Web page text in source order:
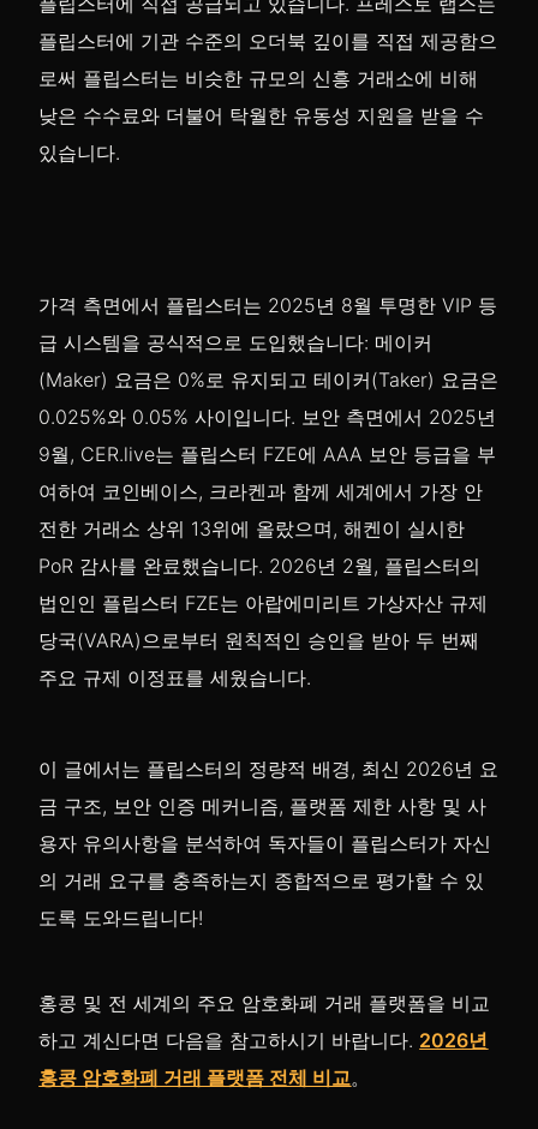
플립스터에 기관 수준의 오더북 깊이를 직접 제공함으
로써 플립스터는 비슷한 규모의 신흥 거래소에 비해
낮은 수수료와 더불어 탁월한 유동성 지원을 받을 수
있습니다.
가격 측면에서 플립스터는 2025년 8월 투명한 VIP 등
급 시스템을 공식적으로 도입했습니다: 메이커
(Maker) 요금은 0%로 유지되고 테이커(Taker) 요금은
0.025%와 0.05% 사이입니다. 보안 측면에서 2025년
9월, CER.live는 플립스터 FZE에 AAA 보안 등급을 부
여하여 코인베이스, 크라켄과 함께 세계에서 가장 안
전한 거래소 상위 13위에 올랐으며, 해켄이 실시한
PoR 감사를 완료했습니다. 2026년 2월, 플립스터의
법인인 플립스터 FZE는 아랍에미리트 가상자산 규제
당국(VARA)으로부터 원칙적인 승인을 받아 두 번째
주요 규제 이정표를 세웠습니다.
이 글에서는 플립스터의 정량적 배경, 최신 2026년 요
금 구조, 보안 인증 메커니즘, 플랫폼 제한 사항 및 사
용자 유의사항을 분석하여 독자들이 플립스터가 자신
의 거래 요구를 충족하는지 종합적으로 평가할 수 있
도록 도와드립니다!
홍콩 및 전 세계의 주요 암호화폐 거래 플랫폼을 비교
하고 계신다면 다음을 참고하시기 바랍니다. 2026년
홍콩 암호화폐 거래 플랫폼 전체 비교 。